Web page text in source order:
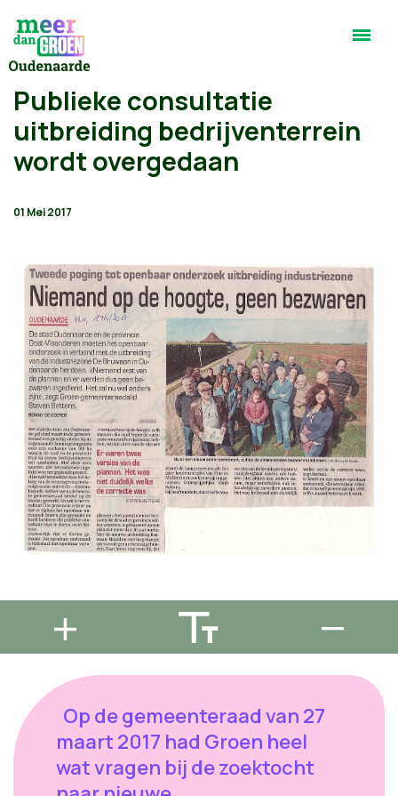
Publieke consultatie
uitbreiding bedrijventerrein
wordt overgedaan
01 Mei 2017
Op de gemeenteraad van 27
maart 2017 had Groen heel
wat vragen bij de zoektocht